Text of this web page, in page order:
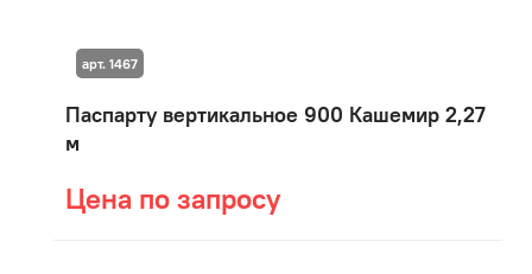
Паспарту вертикальное 900 Кашемир 2,27
м
Цена по запросу
арт. 1467